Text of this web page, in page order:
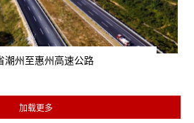
潮州至惠州高速公路